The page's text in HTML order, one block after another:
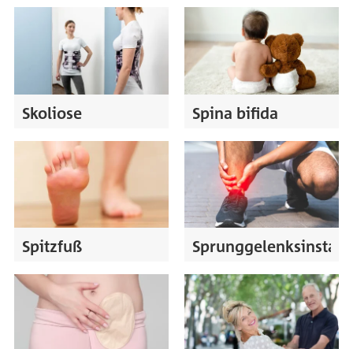
Skoliose Spina bifida
Spitzfuß